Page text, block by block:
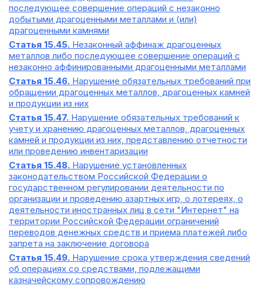
последующее совершение операций с незаконно
добытыми драгоценными металлами и (или)
драгоценными камнями
Статья 15.45. Незаконный аффинаж драгоценных
металлов либо последующее совершение операций с
незаконно аффинированными драгоценными металлами
Статья 15.46. Нарушение обязательных требований при
обращении драгоценных металлов, драгоценных камней
и продукции из них
Статья 15.47. Нарушение обязательных требований к
учету и хранению драгоценных металлов, драгоценных
камней и продукции из них, представлению отчетности
или проведению инвентаризации
Статья 15.48. Нарушение установленных
законодательством Российской Федерации о
государственном регулировании деятельности по
организации и проведению азартных игр, о лотереях, о
деятельности иностранных лиц в сети "Интернет" на
территории Российской Федерации ограничений
переводов денежных средств и приема платежей либо
запрета на заключение договора
Статья 15.49. Нарушение срока утверждения сведений
об операциях со средствами, подлежащими
казначейскому сопровождению